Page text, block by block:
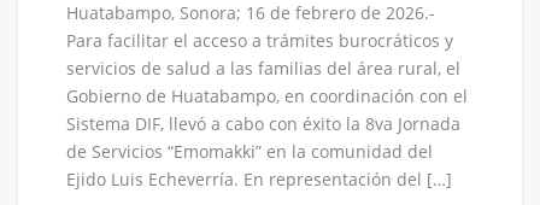
Huatabampo, Sonora; 16 de febrero de 2026.-
Para facilitar el acceso a trámites burocráticos y
servicios de salud a las familias del área rural, el
Gobierno de Huatabampo, en coordinación con el
Sistema DIF, llevó a cabo con éxito la 8va Jornada
de Servicios “Emomakki” en la comunidad del
Ejido Luis Echeverría. En representación del […]